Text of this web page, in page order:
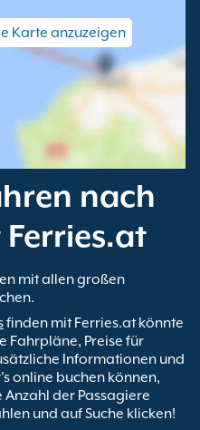
Karte anzuzeigen
nach
mit allen großen
finden mit Ferries.at könnte
Fahrpläne, Preise für
Informationen und
online buchen können,
Anzahl der Passagiere
und auf Suche klicken!